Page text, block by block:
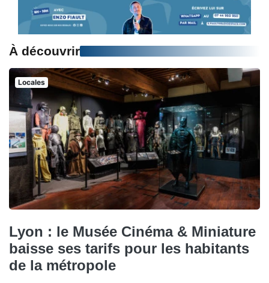
À découvrir
Locales
Lyon : le Musée Cinéma & Miniature
baisse ses tarifs pour les habitants
de la métropole